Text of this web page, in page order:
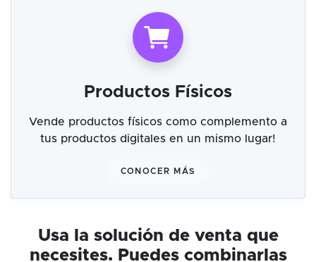
Productos Físicos
Vende productos físicos como complemento a
tus productos digitales en un mismo lugar!
CONOCER MÁS
Usa la solución de venta que
necesites. Puedes combinarlas